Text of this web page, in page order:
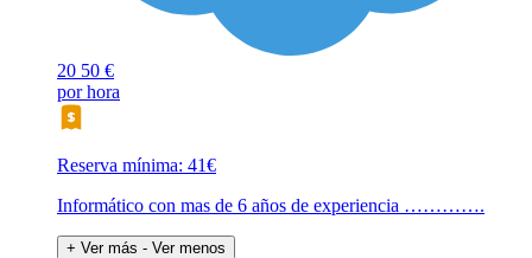
20 50 €
por hora
Reserva mínima: 41€
Informático con mas de 6 años de experiencia ………….
+ Ver más - Ver menos